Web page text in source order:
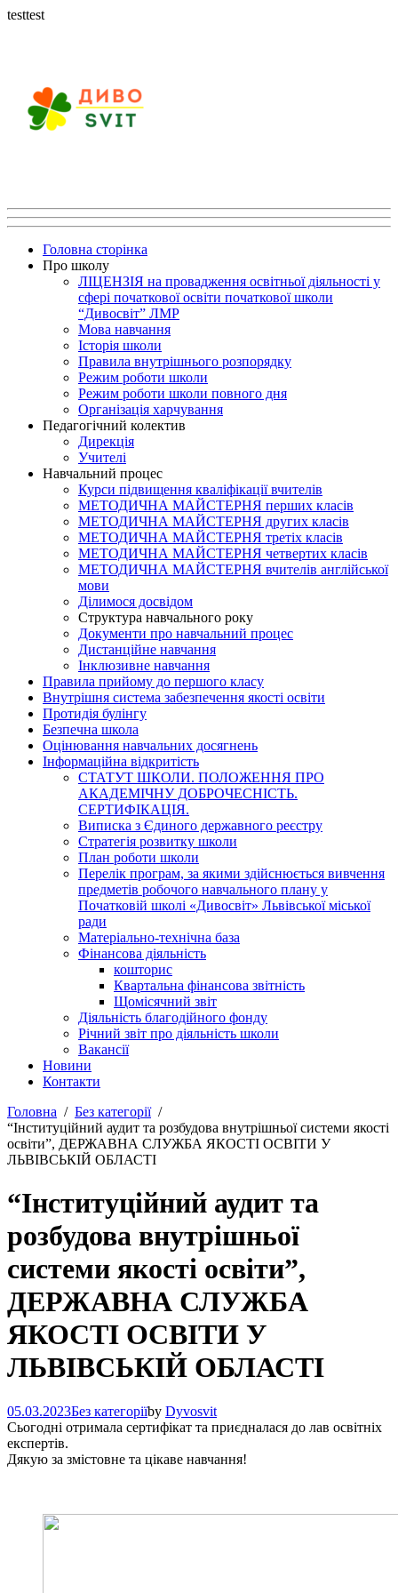
testtest
Головна сторінка
Про школу
ЛІЦЕНЗІЯ на провадження освітньої діяльності у
сфері початкової освіти початкової школи
“Дивосвіт” ЛМР
Мова навчання
Історія школи
Правила внутрішнього розпорядку
Режим роботи школи
Режим роботи школи повного дня
Організація харчування
Педагогічний колектив
Дирекція
Учителі
Навчальний процес
Курси підвищення кваліфікації вчителів
МЕТОДИЧНА МАЙСТЕРНЯ перших класів
МЕТОДИЧНА МАЙСТЕРНЯ других класів
МЕТОДИЧНА МАЙСТЕРНЯ третіх класів
МЕТОДИЧНА МАЙСТЕРНЯ четвертих класів
МЕТОДИЧНА МАЙСТЕРНЯ вчителів англійської
мови
Ділимося досвідом
Структура навчального року
Документи про навчальний процес
Дистанційне навчання
Інклюзивне навчання
Правила прийому до першого класу
Внутрішня система забезпечення якості освіти
Протидія булінгу
Безпечна школа
Оцінювання навчальних досягнень
Інформаційна відкритість
СТАТУТ ШКОЛИ. ПОЛОЖЕННЯ ПРО
АКАДЕМІЧНУ ДОБРОЧЕСНІСТЬ.
СЕРТИФІКАЦІЯ.
Виписка з Єдиного державного реєстру
Стратегія розвитку школи
План роботи школи
Перелік програм, за якими здійснюється вивчення
предметів робочого навчального плану у
Початковій школі «Дивосвіт» Львівської міської
ради
Матеріально-технічна база
Фінансова діяльність
кошторис
Квартальна фінансова звітність
Щомісячний звіт
Діяльність благодійного фонду
Річний звіт про діяльність школи
Вакансії
Новини
Контакти
Головна
Без категорії
“Інституційний аудит та розбудова внутрішньої системи якості
освіти”, ДЕРЖАВНА СЛУЖБА ЯКОСТІ ОСВІТИ У
ЛЬВІВСЬКІЙ ОБЛАСТІ
“Інституційний аудит та
розбудова внутрішньої
системи якості освіти”,
ДЕРЖАВНА СЛУЖБА
ЯКОСТІ ОСВІТИ У
ЛЬВІВСЬКІЙ ОБЛАСТІ
05.03.2023Без категоріїby Dyvosvit
Сьогодні отримала сертифікат та приєдналася до лав освітніх
експертів.
Дякую за змістовне та цікаве навчання!